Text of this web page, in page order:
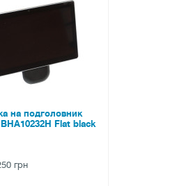
на подголовник
Flat black
грн